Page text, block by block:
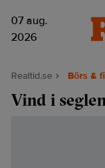
07 aug.
2026
Realtid.se Börs &
Vind i